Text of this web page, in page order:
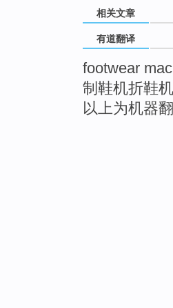
相关文章
有道翻译
footwear
制鞋机折鞋机
以上为机器